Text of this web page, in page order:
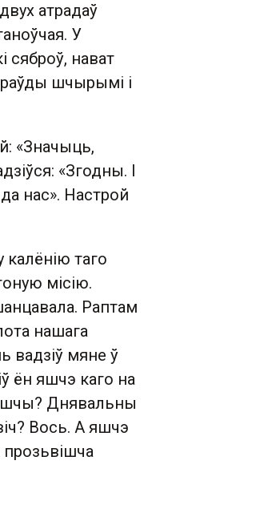
атрадаў
У
сяброў, нават
шчырымі і
«Значыць,
«Згодны. І
нас». Настрой
таго
місію.
Раптам
нашага
вадзіў мяне ў
ён яшчэ каго на
Днявальны
Вось. А яшчэ
прозьвішча